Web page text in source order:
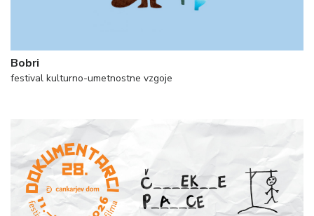
Bobri
festival kulturno-umetnostne vzgoje